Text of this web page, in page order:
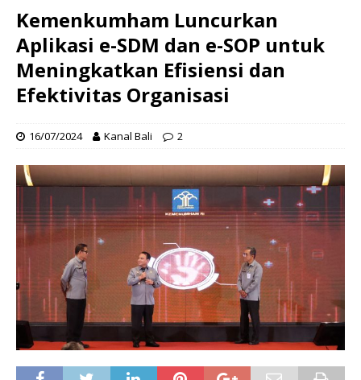
Kemenkumham Luncurkan
Aplikasi e-SDM dan e-SOP untuk
Meningkatkan Efisiensi dan
Efektivitas Organisasi
16/07/2024 Kanal Bali 2